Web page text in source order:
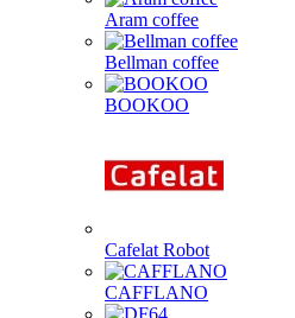
Aram coffee
Bellman coffee
BOOKOO
Cafelat Robot
CAFFLANO